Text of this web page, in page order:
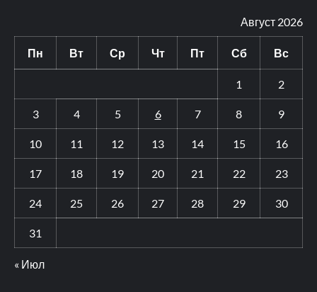
Август 2026
Пн Вт Ср Чт Пт Сб Вс
1 2
3 4 5 6 7 8 9
10 11 12 13 14 15 16
17 18 19 20 21 22 23
24 25 26 27 28 29 30
31
« Июл